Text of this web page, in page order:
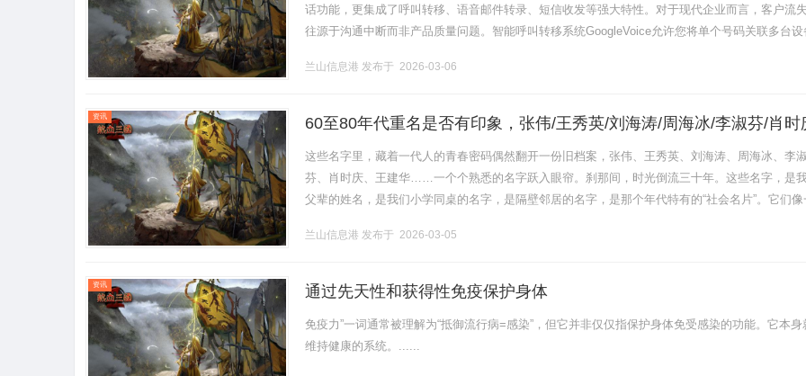
话功能，更集成了呼叫转移、语音邮件转录、短信收发等强大特性。对于现代企业而言，客户流
往源于沟通中断而非产品质量问题。智能呼叫转移系统GoogleVoice允许您将单个号码关联多台设
兰山信息港 发布于 2026-03-06
资讯
60至80年代重名是否有印象，张伟/王秀英/刘海涛/周海冰/李淑芬/肖时
王建华等勾勒出的年代群像。
这些名字里，藏着一代人的青春密码偶然翻开一份旧档案，张伟、王秀英、刘海涛、周海冰、李淑
芬、肖时庆、王建华……一个个熟悉的名字跃入眼帘。刹那间，时光倒流三十年。这些名字，是
父辈的姓名，是我们小学同桌的名字，是隔壁邻居的名字，是那个年代特有的“社会名片”。它们像
建华、.........
兰山信息港 发布于 2026-03-05
资讯 通过先天性和获得性免疫保护身体
免疫力”一词通常被理解为“抵御流行病=感染”，但它并非仅仅指保护身体免受感染的功能。它本身
维持健康的系统。......